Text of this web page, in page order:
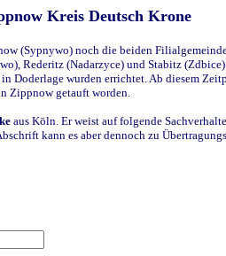
Kreis Deutsch Krone
(Sypnywo) noch die beiden
Rederitz (Nadarzyce) und Stabitz
wurden errichtet. Ab diesem
Zippnow getauft worden.
aus Köln. Er weist auf folgende
kann es aber dennoch zu